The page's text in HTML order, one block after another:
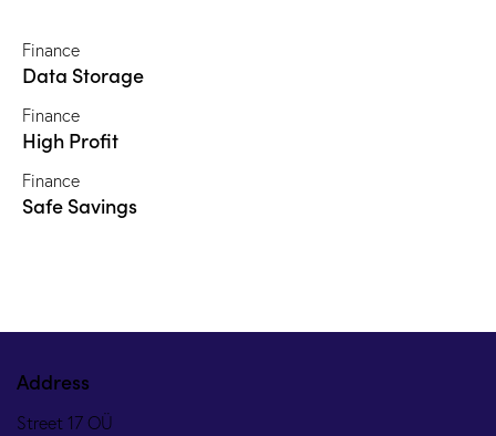
Finance
Data Storage
Finance
High Profit
Finance
Safe Savings
Address
Street 17 OÜ